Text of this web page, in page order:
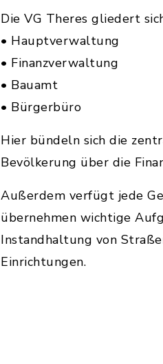
Die VG Theres gliedert
• Hauptverwaltung
• Finanzverwaltung
• Bauamt
• Bürgerbüro
Hier bündeln sich die
Bevölkerung über die
Außerdem verfügt jede
übernehmen wichtige
Instandhaltung von
Einrichtungen.